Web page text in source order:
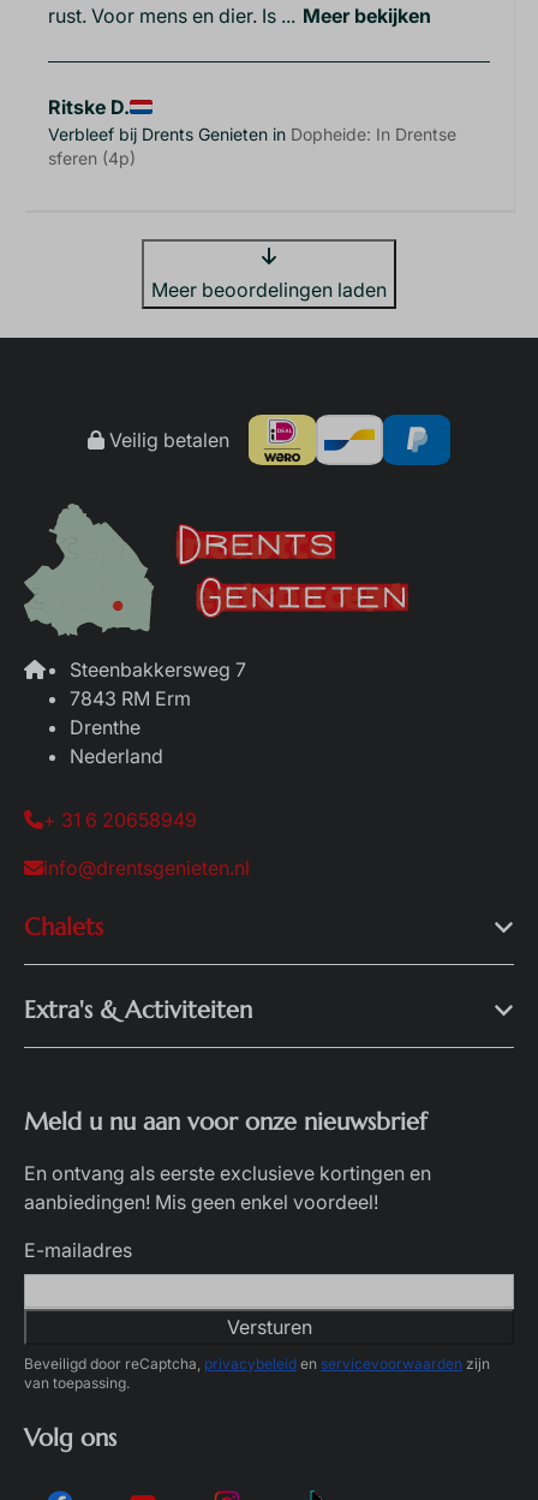
rust. Voor mens en dier. Is ... Meer bekijken
Ritske D.
Verbleef bij Drents Genieten in Dopheide: In Drentse
sferen (4p)
Meer beoordelingen laden
Veilig betalen
Steenbakkersweg 7
7843 RM Erm
Drenthe
Nederland
+ 31 6 20658949
info@drentsgenieten.nl
Chalets
Extra's & Activiteiten
Meld u nu aan voor onze nieuwsbrief
En ontvang als eerste exclusieve kortingen en
aanbiedingen! Mis geen enkel voordeel!
E-mailadres
Versturen
Beveiligd door reCaptcha, privacybeleid en servicevoorwaarden zijn
van toepassing.
Volg ons